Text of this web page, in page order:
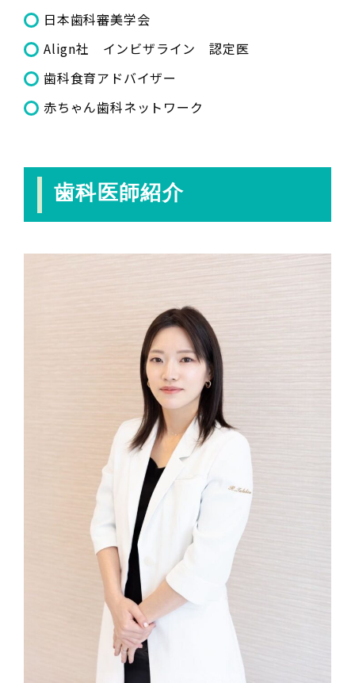
日本歯科審美学会
Align社 インビザライン 認定医
歯科食育アドバイザー
赤ちゃん歯科ネットワーク
歯科医師紹介